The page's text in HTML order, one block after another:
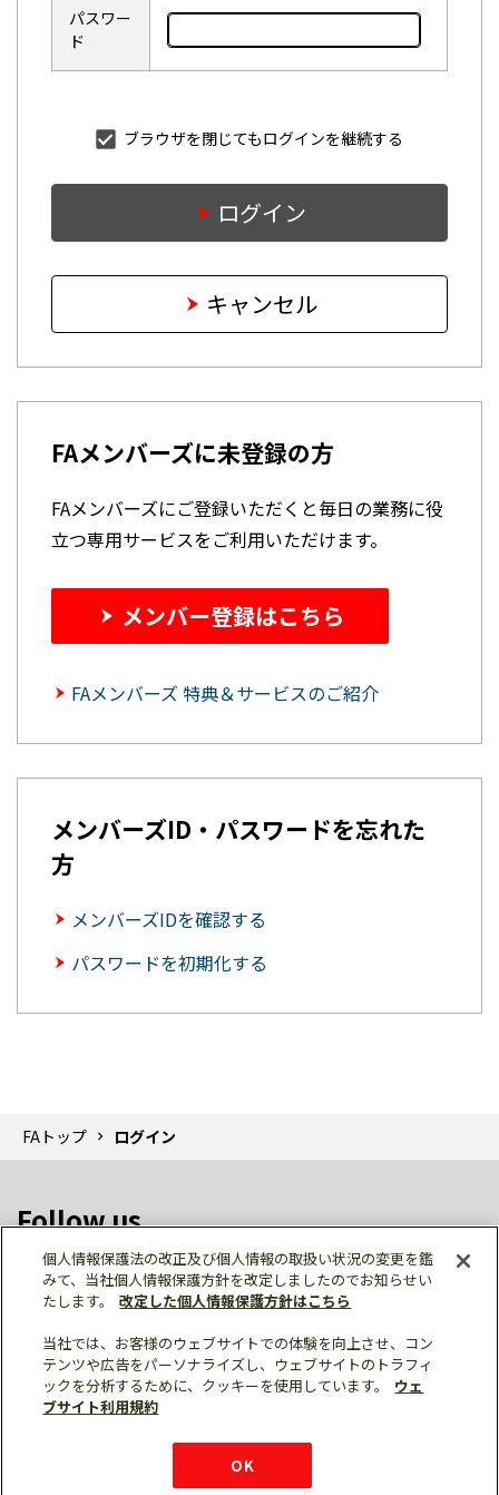
パスワー
ド
ブラウザを閉じてもログインを継続する
ログイン
キャンセル
FAメンバーズに未登録の方
FAメンバーズにご登録いただくと毎日の業務に役
立つ専用サービスをご利用いただけます。
メンバー登録はこちら
FAメンバーズ 特典＆サービスのご紹介
メンバーズID・パスワードを忘れた
方
メンバーズIDを確認する
パスワードを初期化する
FAトップ ログイン
Follow us
個人情報保護 利用規約
ご利用にあたって
サイトマップ
三菱電機トップ
個人情報保護法の改正及び個人情報の取扱い状況の変更を鑑
みて、当社個人情報保護方針を改定しましたのでお知らせい
たします。
改定した個人情報保護方針はこちら
当社では、お客様のウェブサイトでの体験を向上させ、コン
テンツや広告をパーソナライズし、ウェブサイトのトラフィ
ックを分析するために、クッキーを使用しています。
ウェ
ブサイト利用規約
OK
チャットサービス